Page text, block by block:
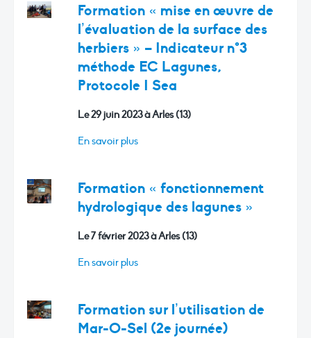
Formation « mise en œuvre de
l’évaluation de la surface des
herbiers » – Indicateur n°3
méthode EC Lagunes,
Protocole I Sea
Le 29 juin 2023 à Arles (13)
En savoir plus
Formation « fonctionnement
hydrologique des lagunes »
Le 7 février 2023 à Arles (13)
En savoir plus
Formation sur l’utilisation de
Mar-O-Sel (2e journée)